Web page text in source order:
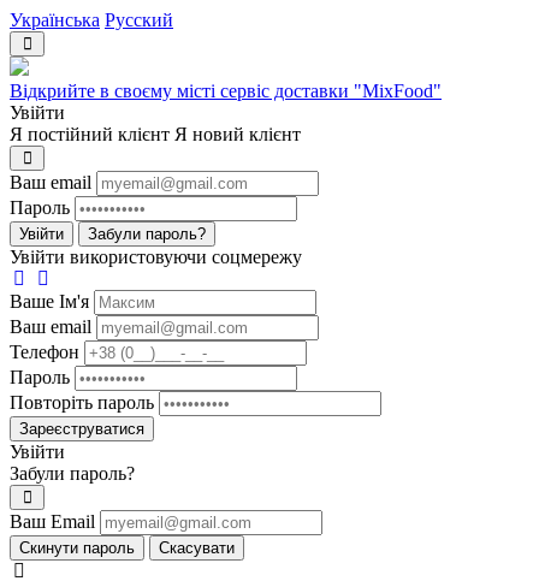
Українська Русский
Відкрийте в своєму місті сервіс доставки "MixFood"
Увійти
Я постійний клієнт Я новий клієнт
Ваш email
Пароль
Увійти Забули пароль?
Увійти використовуючи соцмережу
Ваше Iм'я
Ваш email
Телефон
Пароль
Повторіть пароль
Зареєструватися
Увійти
Забули пароль?
Ваш Email
Скинути пароль Скасувати